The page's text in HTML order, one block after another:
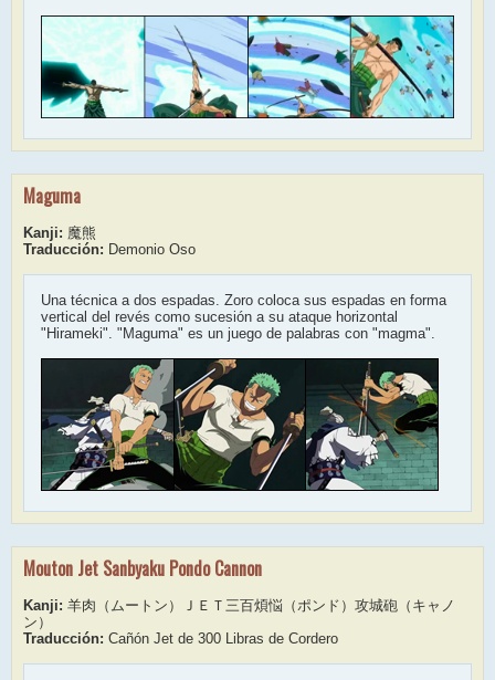
Maguma
Kanji: 魔熊
Traducción: Demonio Oso
Una técnica a dos espadas. Zoro coloca sus espadas en forma
vertical del revés como sucesión a su ataque horizontal
"Hirameki". "Maguma" es un juego de palabras con "magma".
Mouton Jet Sanbyaku Pondo Cannon
Kanji: 羊肉（ムートン）ＪＥＴ三百煩悩（ポンド）攻城砲（キャノ
ン）
Traducción: Cañón Jet de 300 Libras de Cordero